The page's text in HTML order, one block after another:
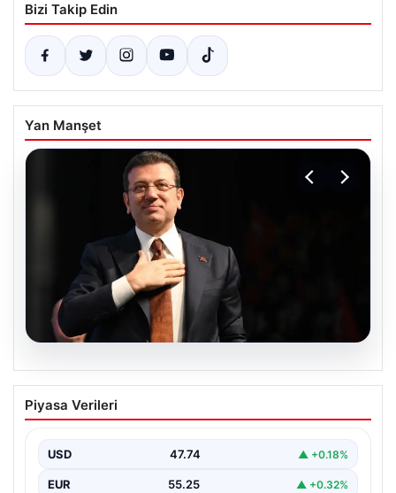
Bizi Takip Edin
Yan Manşet
06.08.2026
İBB Davası’nda yeni gelişme: Tahliye
kararı çıkmadı!
Piyasa Verileri
USD 47.74 ▲ +0.18%
EUR 55.25 ▲ +0.32%